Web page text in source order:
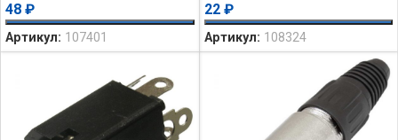
48 ₽
Артикул: 107401
22 ₽
Артикул: 108324